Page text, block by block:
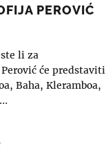
PEROVIĆ
li za
će predstaviti
Baha, Kleramboa,